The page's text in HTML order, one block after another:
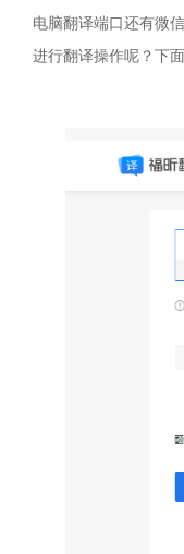
电脑翻译端口还有微
进行翻译操作呢？下